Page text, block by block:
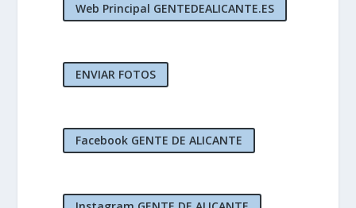
Web Principal GENTEDEALICANTE.ES
ENVIAR FOTOS
Facebook GENTE DE ALICANTE